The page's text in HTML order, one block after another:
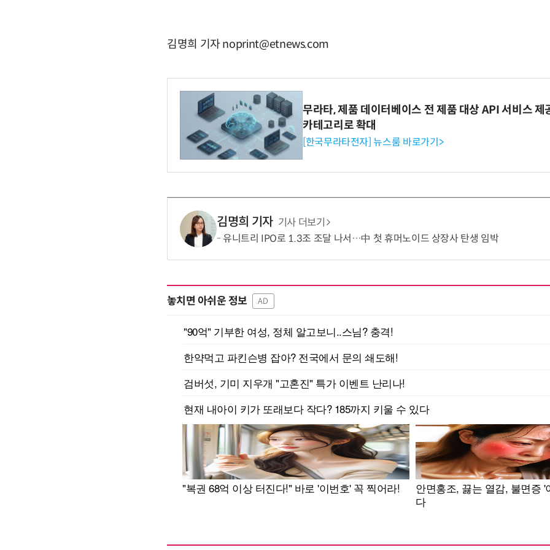
김명희 기자 noprint@etnews.com
무라타, 제품 데이터베이스 전 제품 대상 API 서비스
카테고리로 확대
[한국무라타전자] 뉴스룸 바로가기>
김명희 기자 기사 더보기
유니트리 IPO로 1.3조 조달 나서…中 첫 휴머노이드 상장사 탄생 임박
놓치면 아쉬운 정보 AD